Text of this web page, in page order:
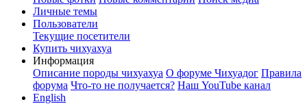
Личные темы
Пользователи
Текущие посетители
Купить чихуахуа
Информация
Описание породы чихуахуа О форуме Чихуадог Правила
форума Что-то не получается? Наш YouTube канал
English